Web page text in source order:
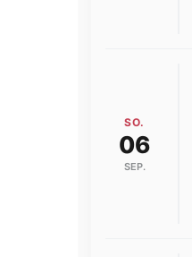
SO.
06
SEP.